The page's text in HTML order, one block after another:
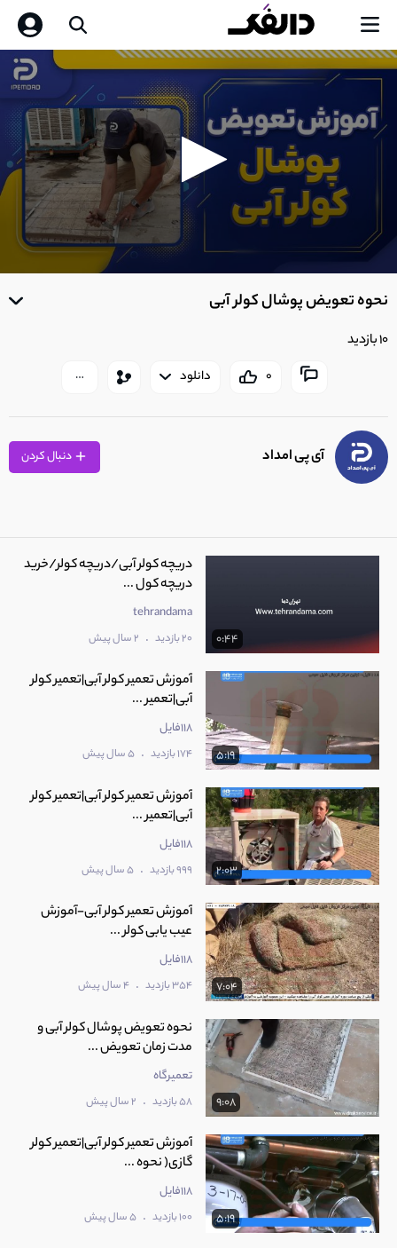
0
of نحوه تعویض پوشال کولر آبی
10 بازدید
0 دانلود
آی پی امداد
0:44
دریچه کولر آبی/دریچه کولر/خرید
دریچه کول ...
tehrandama
20 بازدید . 2 سال پیش
5:19
آموزش تعمیر کولر آبی|تعمیر کولر
آبی|تعمیر ...
118فایل
174 بازدید . 5 سال پیش
2:03
آموزش تعمیر کولر آبی|تعمیر کولر
آبی|تعمیر ...
118فایل
999 بازدید . 5 سال پیش
7:04
آموزش تعمیر کولر آبی-آموزش
عیب یابی کولر ...
118فایل
354 بازدید . 4 سال پیش
9:08
نحوه تعویض پوشال کولر آبی و
مدت زمان تعویض ...
تعمیرگاه
58 بازدید . 2 سال پیش
5:19
آموزش تعمیر کولر آبی|تعمیر کولر
گازی( نحوه ...
118فایل
100 بازدید . 5 سال پیش